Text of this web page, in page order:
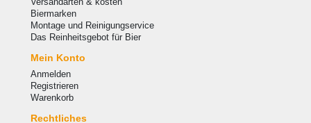
Biermarken
Montage und Reinigungservice
Das Reinheitsgebot für Bier
Mein Konto
Anmelden
Registrieren
Warenkorb
Rechtliches